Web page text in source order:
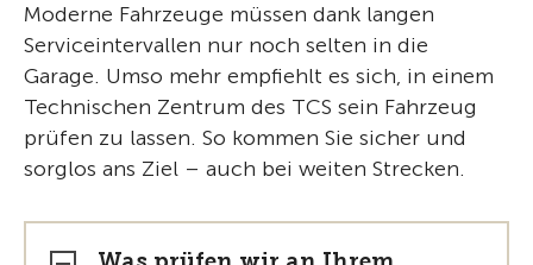
Moderne Fahrzeuge müssen dank langen
Serviceintervallen nur noch selten in die
Garage. Umso mehr empfiehlt es sich, in einem
Technischen Zentrum des TCS sein Fahrzeug
prüfen zu lassen. So kommen Sie sicher und
sorglos ans Ziel – auch bei weiten Strecken.